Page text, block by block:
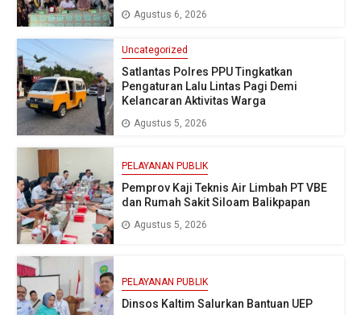
Agustus 6, 2026
Uncategorized
Satlantas Polres PPU Tingkatkan
Pengaturan Lalu Lintas Pagi Demi
Kelancaran Aktivitas Warga
Agustus 5, 2026
PELAYANAN PUBLIK
Pemprov Kaji Teknis Air Limbah PT VBE
dan Rumah Sakit Siloam Balikpapan
Agustus 5, 2026
PELAYANAN PUBLIK
Dinsos Kaltim Salurkan Bantuan UEP